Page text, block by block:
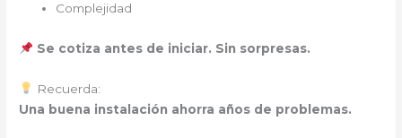
Complejidad
Se cotiza antes de iniciar. Sin sorpresas.
Recuerda:
Una buena instalación ahorra años de problemas.